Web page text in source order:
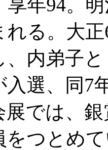
年94。
れる。大
、内弟子
入選、同7
展では、
をつとめ